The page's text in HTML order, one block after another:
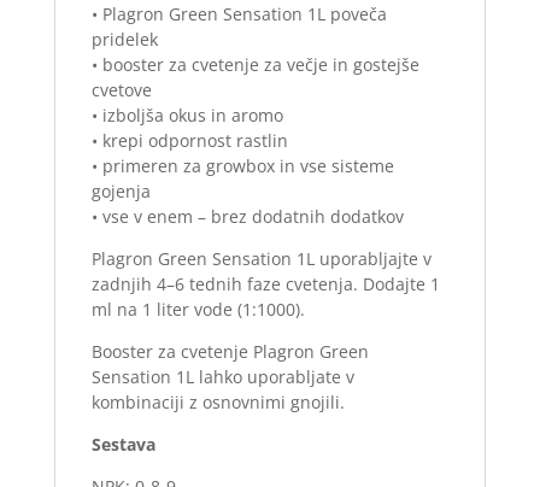
• Plagron Green Sensation 1L poveča
pridelek
• booster za cvetenje za večje in gostejše
cvetove
• izboljša okus in aromo
• krepi odpornost rastlin
• primeren za growbox in vse sisteme
gojenja
• vse v enem – brez dodatnih dodatkov
Plagron Green Sensation 1L uporabljajte v
zadnjih 4–6 tednih faze cvetenja. Dodajte 1
ml na 1 liter vode (1:1000).
Booster za cvetenje Plagron Green
Sensation 1L lahko uporabljate v
kombinaciji z osnovnimi gnojili.
Sestava